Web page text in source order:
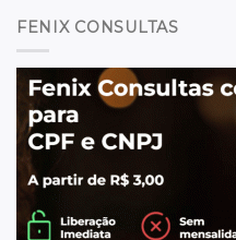
FENIX CONSULTAS